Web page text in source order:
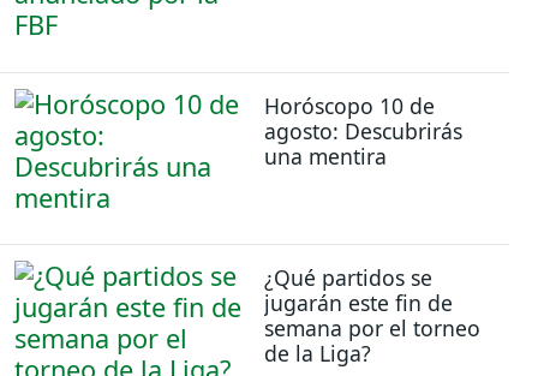
Horóscopo 10 de
agosto: Descubrirás
una mentira
¿Qué partidos se
jugarán este fin de
semana por el torneo
de la Liga?